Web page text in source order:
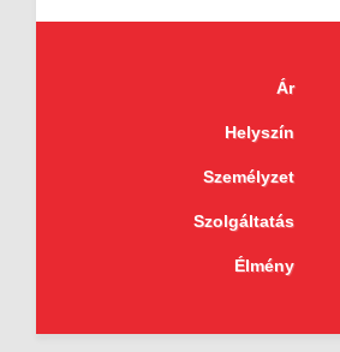
Ár
Helyszín
Személyzet
Szolgáltatás
Élmény